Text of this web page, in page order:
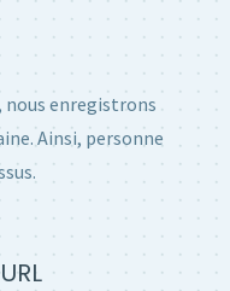
enregistrons
Ainsi, personne